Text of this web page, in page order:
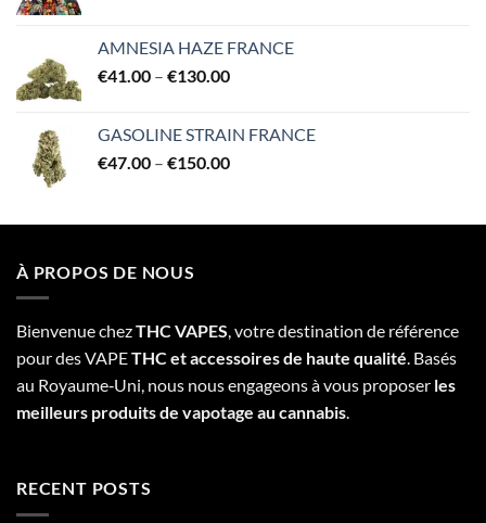
AMNESIA HAZE FRANCE
€41.00 – €130.00Price
through
€130.00
GASOLINE STRAIN FRANCE
€47.00 – €150.00Price
through
À PROPOS DE NOUS
Bienvenue chezTHC VAPES, votre destination de référence
pour des VAPETHC et accessoires de haute qualité. Basés
au Royaume‑Uni, nous nous engageons à vous proposer les
meilleurs produits de vapotage au cannabis.
RECENT POSTS